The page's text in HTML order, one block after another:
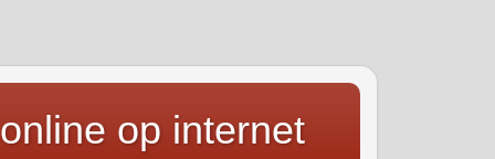
op internet